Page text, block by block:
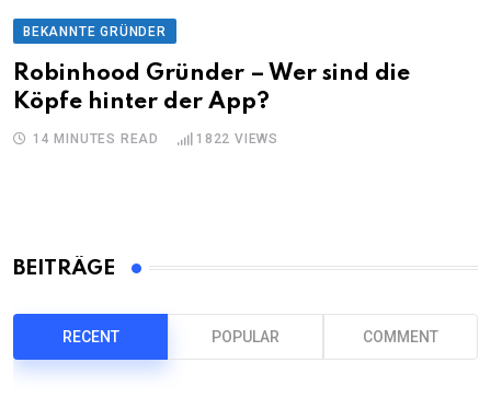
BEKANNTE GRÜNDER
Robinhood Gründer – Wer sind die
Köpfe hinter der App?
14 MINUTES READ 1822 VIEWS
BEITRÄGE
RECENT POPULAR COMMENT